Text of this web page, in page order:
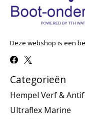
Deze webshop is een
Categorieën
Hempel Verf &
Ultraflex Marine